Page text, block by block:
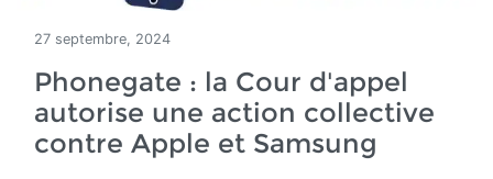
27 septembre, 2024
Phonegate : la Cour d'appel
autorise une action collective
contre Apple et Samsung